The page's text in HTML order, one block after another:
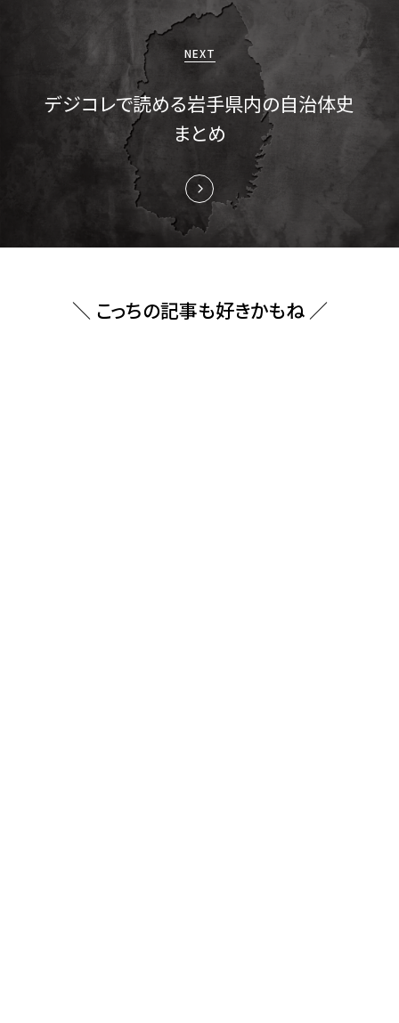
NEXT
デジコレで読める岩手県内の自治体史
まとめ
＼ こっちの記事も好きかもね ／